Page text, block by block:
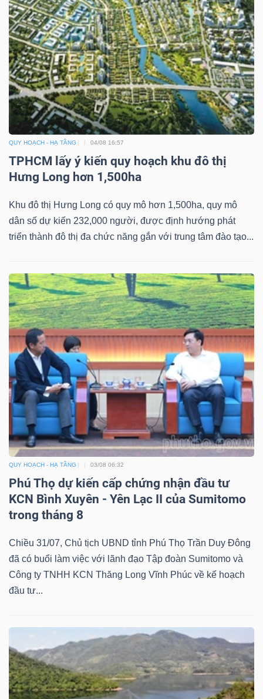
QUY HOẠCH - HẠ TẦNG 04/08 16:57
TPHCM lấy ý kiến quy hoạch khu đô thị
Hưng Long hơn 1,500ha
Khu đô thị Hưng Long có quy mô hơn 1,500ha, quy mô
dân số dự kiến 232,000 người, được định hướng phát
triển thành đô thị đa chức năng gắn với trung tâm đào tạo...
QUY HOẠCH - HẠ TẦNG 03/08 06:32
Phú Thọ dự kiến cấp chứng nhận đầu tư
KCN Bình Xuyên - Yên Lạc II của Sumitomo
trong tháng 8
Chiều 31/07, Chủ tịch UBND tỉnh Phú Thọ Trần Duy Đông
đã có buổi làm việc với lãnh đạo Tập đoàn Sumitomo và
Công ty TNHH KCN Thăng Long Vĩnh Phúc về kế hoạch
đầu tư...
YẾU
TIÊU
DÙNG
THIẾT
YẾU
SÓC
SỨC
TÀI
CHÍNH
CÔNG
NGHỆ
THÔNG
TIN
VỤ
TRUYỀN
THÔNG
TIỆN
ÍCH